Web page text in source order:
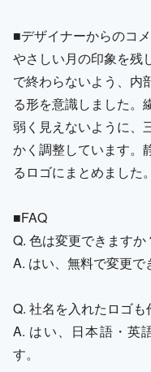
■デザイナーからのコ
やさしい月の印象を残
で終わらないよう、内
る形を意識しました。
弱く見えないように、
かく調整しています。
るロゴにまとめました。
■FAQ
Q. 色は変更できますか
A. はい、無料で変更で
Q. 社名を入れたロゴも
A. はい、日本語・英
す。